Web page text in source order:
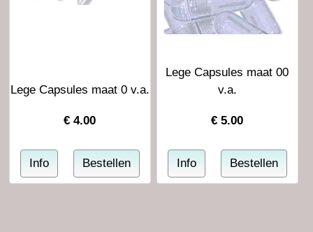
Lege Capsules maat 0 v.a.
€4.00
Lege Capsules maat 00
v.a.
€5.00